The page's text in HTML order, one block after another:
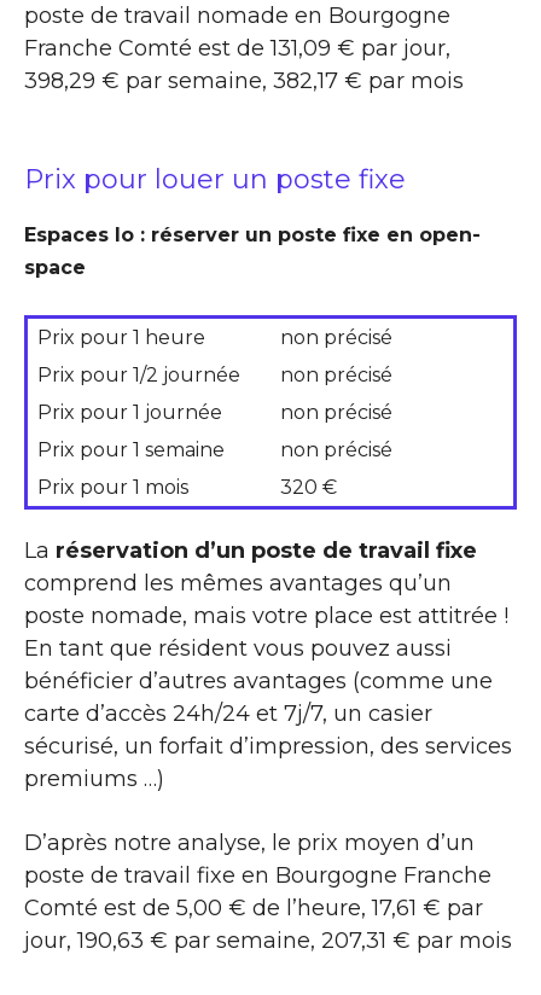
poste de travail nomade en Bourgogne
Franche Comté est de 131,09 € par jour,
398,29 € par semaine, 382,17 € par mois
Prix pour louer un poste fixe
Espaces Io : réserver un poste fixe en open-
space
Prix pour 1 heure
non précisé
Prix pour 1/2 journée
non précisé
Prix pour 1 journée
non précisé
Prix pour 1 semaine
non précisé
Prix pour 1 mois
320 €
La réservation d’un poste de travail fixe
comprend les mêmes avantages qu’un
poste nomade, mais votre place est attitrée !
En tant que résident vous pouvez aussi
bénéficier d’autres avantages (comme une
carte d’accès 24h/24 et 7j/7, un casier
sécurisé, un forfait d’impression, des services
premiums …)
D’après notre analyse, le prix moyen d’un
poste de travail fixe en Bourgogne Franche
Comté est de 5,00 € de l’heure, 17,61 € par
jour, 190,63 € par semaine, 207,31 € par mois